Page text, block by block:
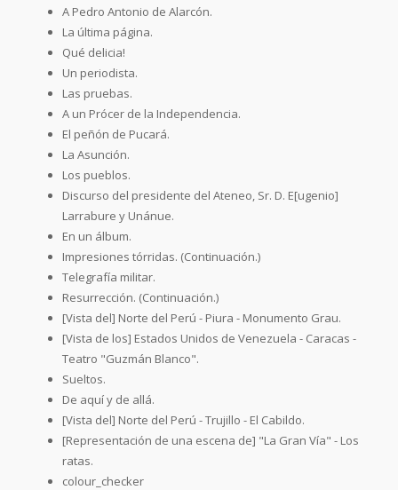
A Pedro Antonio de Alarcón.
La última página.
Qué delicia!
Un periodista.
Las pruebas.
A un Prócer de la Independencia.
El peñón de Pucará.
La Asunción.
Los pueblos.
Discurso del presidente del Ateneo, Sr. D. E[ugenio]
Larrabure y Unánue.
En un álbum.
Impresiones tórridas. (Continuación.)
Telegrafía militar.
Resurrección. (Continuación.)
[Vista del] Norte del Perú - Piura - Monumento Grau.
[Vista de los] Estados Unidos de Venezuela - Caracas -
Teatro "Guzmán Blanco".
Sueltos.
De aquí y de allá.
[Vista del] Norte del Perú - Trujillo - El Cabildo.
[Representación de una escena de] "La Gran Vía" - Los
ratas.
colour_checker